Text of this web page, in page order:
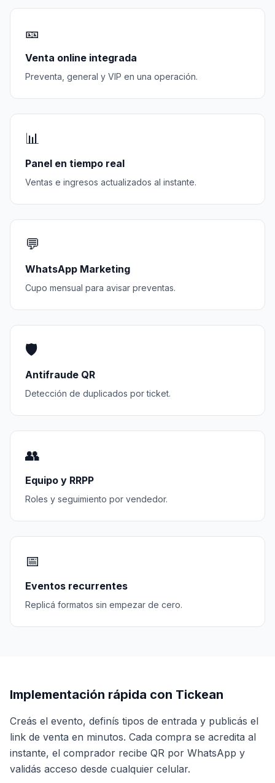
🎫
Venta online integrada
Preventa, general y VIP en una operación.
📊
Panel en tiempo real
Ventas e ingresos actualizados al instante.
💬
WhatsApp Marketing
Cupo mensual para avisar preventas.
🛡️
Antifraude QR
Detección de duplicados por ticket.
👥
Equipo y RRPP
Roles y seguimiento por vendedor.
📅
Eventos recurrentes
Replicá formatos sin empezar de cero.
Implementación rápida con Tickean
Creás el evento, definís tipos de entrada y publicás el
link de venta en minutos. Cada compra se acredita al
instante, el comprador recibe QR por WhatsApp y
validás acceso desde cualquier celular.